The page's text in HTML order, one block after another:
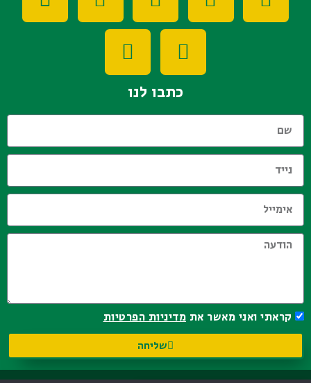
כתבו לנו
קראתי ואני מאשר את מדיניות הפרטיות
שליחה